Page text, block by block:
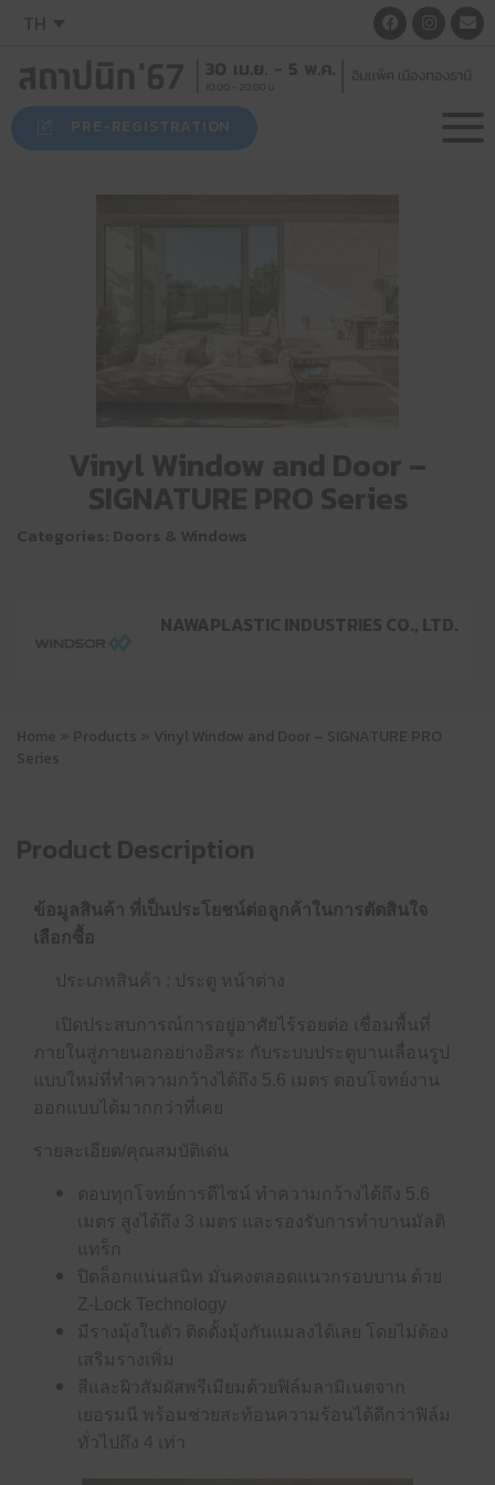
TH
PRE-REGISTRATION
Vinyl Window and Door –
SIGNATURE PRO Series
Categories: Doors & Windows
NAWAPLASTIC INDUSTRIES CO., LTD.
Home » Products » Vinyl Window and Door – SIGNATURE PRO
Series
Product Description
ข้อมูลสินค้า ที่เป็นประโยชน์ต่อลูกค้าในการตัดสินใจ
เลือกซื้อ
ประเภทสินค้า : ประตู หน้าต่าง
เปิดประสบการณ์การอยู่อาศัยไร้รอยต่อ เชื่อมพื้นที่
ภายในสู่ภายนอกอย่างอิสระ กับระบบประตูบานเลื่อนรูป
แบบใหม่ที่ทำความกว้างได้ถึง 5.6 เมตร ตอบโจทย์งาน
ออกแบบได้มากกว่าที่เคย
รายละเอียด/คุณสมบัติเด่น
ตอบทุกโจทย์การดีไซน์ ทำความกว้างได้ถึง 5.6
เมตร สูงได้ถึง 3 เมตร และรองรับการทำบานมัลติ
แทร็ก
ปิดล็อกแน่นสนิท มั่นคงตลอดแนวกรอบบาน ด้วย
Z-Lock Technology
มีรางมุ้งในตัว ติดตั้งมุ้งกันแมลงได้เลย โดยไม่ต้อง
เสริมรางเพิ่ม
สีและผิวสัมผัสพรีเมียมด้วยฟิล์มลามิเนตจาก
เยอรมนี พร้อมช่วยสะท้อนความร้อนได้ดีกว่าฟิล์ม
ทั่วไปถึง 4 เท่า